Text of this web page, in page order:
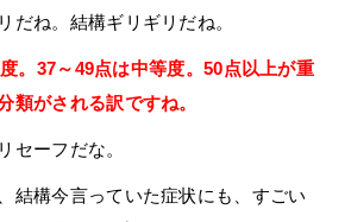
だね。結構ギリギリだね。
。37～49点は中等度。50点以上が重
類がされる訳ですね。
セーフだな。
結構今言っていた症状にも、すごい